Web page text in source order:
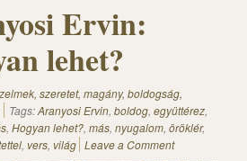
Ervin:
lehet?
szeretet, magány, boldogság,
Tags:Aranyosi Ervin, boldog, együttérez,
, Hogyan lehet?, más, nyugalom, öröklér,
, vers, világ Leave a Comment